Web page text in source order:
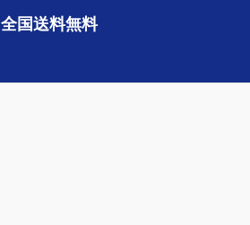
全国送料無料